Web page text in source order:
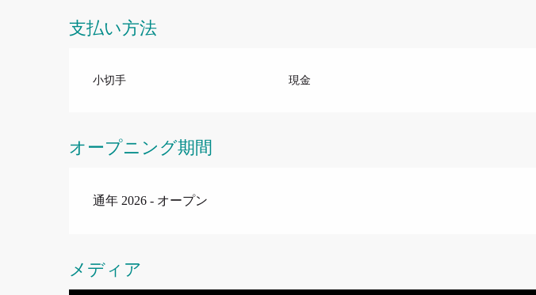
支払い方法
小切手 現金
オープニング期間
通年 2026 - オープン
メディア